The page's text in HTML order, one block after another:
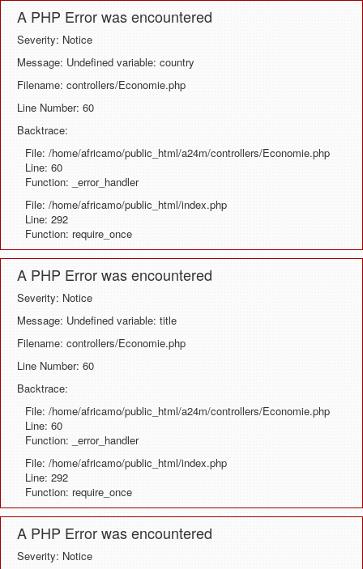
A PHP Error was encountered
Severity: Notice
Message: Undefined variable: country
Filename: controllers/Economie.php
Line Number: 60
Backtrace:
File: /home/africamo/public_html/a24m/controllers/Economie.php
Line: 60
Function: _error_handler
File: /home/africamo/public_html/index.php
Line: 292
Function: require_once
A PHP Error was encountered
Severity: Notice
Message: Undefined variable: title
Filename: controllers/Economie.php
Line Number: 60
Backtrace:
File: /home/africamo/public_html/a24m/controllers/Economie.php
Line: 60
Function: _error_handler
File: /home/africamo/public_html/index.php
Line: 292
Function: require_once
A PHP Error was encountered
Severity: Notice